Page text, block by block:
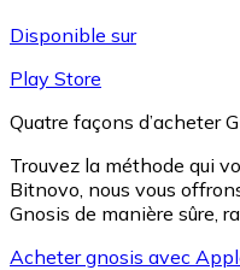
Disponible sur
Play Store
Quatre façons d’acheter
Trouvez la méthode qui
Bitnovo, nous vous
Gnosis de manière sûre,
Acheter gnosis avec